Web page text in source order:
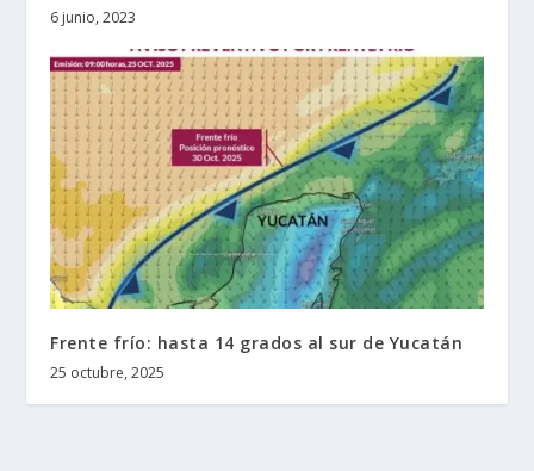
6 junio, 2023
Frente frío: hasta 14 grados al sur de Yucatán
25 octubre, 2025